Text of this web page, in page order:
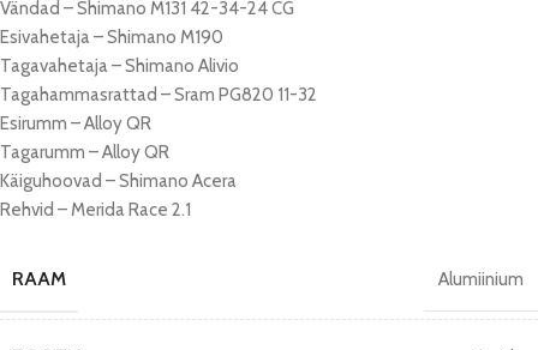
Vändad – Shimano M131 42-34-24 CG
Esivahetaja – Shimano M190
Tagavahetaja – Shimano Alivio
Tagahammasrattad – Sram PG820 11-32
Esirumm – Alloy QR
Tagarumm – Alloy QR
Käiguhoovad – Shimano Acera
Rehvid – Merida Race 2.1
RAAM Alumiinium